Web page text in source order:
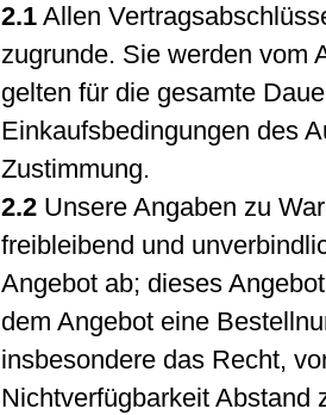
2.1 Allen
zugrunde. Sie werden vom
gelten für die gesamte
Einkaufsbedingungen des
Zustimmung.
2.2 Unsere Angaben zu
freibleibend und
Angebot ab; dieses
dem Angebot eine
insbesondere das Recht,
Nichtverfügbarkeit Abstand